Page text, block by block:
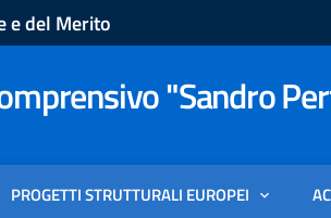
e del Merito
"Sandro
PROGETTI STRUTTURALI EUROPEI